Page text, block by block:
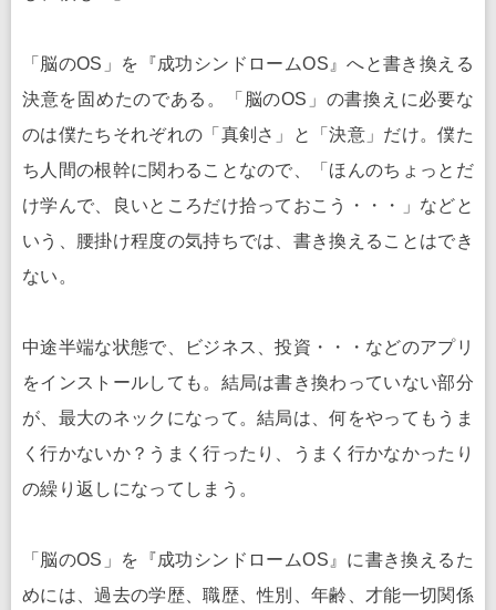
「脳のOS」を『成功シンドロームOS』へと書き換える
決意を固めたのである。「脳のOS」の書換えに必要な
のは僕たちそれぞれの「真剣さ」と「決意」だけ。僕た
ち人間の根幹に関わることなので、「ほんのちょっとだ
け学んで、良いところだけ拾っておこう・・・」などと
いう、腰掛け程度の気持ちでは、書き換えることはでき
ない。
中途半端な状態で、ビジネス、投資・・・などのアプリ
をインストールしても。結局は書き換わっていない部分
が、最大のネックになって。結局は、何をやってもうま
く行かないか？うまく行ったり、うまく行かなかったり
の繰り返しになってしまう。
「脳のOS」を『成功シンドロームOS』に書き換えるた
めには、過去の学歴、職歴、性別、年齢、才能一切関係